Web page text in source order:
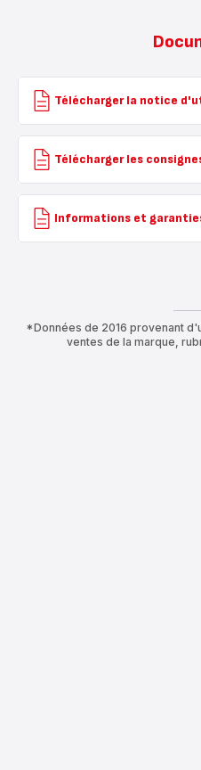
Télécharger la notice
Télécharger les
Informations et
*Données de 2016 provenant
ventes de la marque,